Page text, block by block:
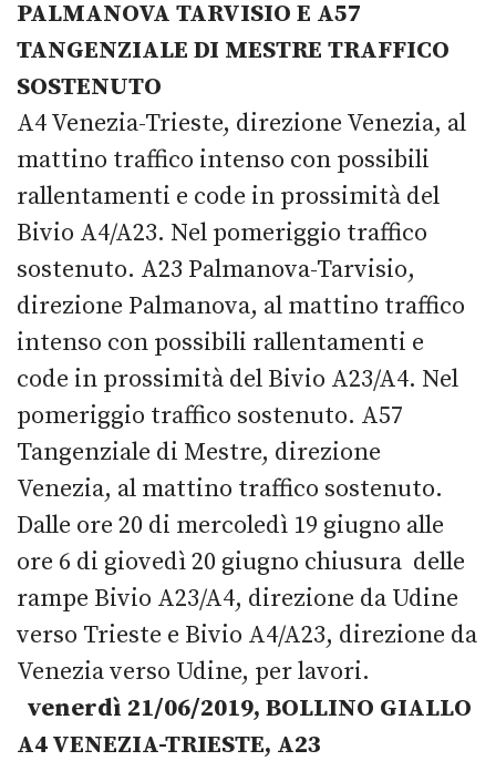
PALMANOVA TARVISIO E A57
TANGENZIALE DI MESTRE TRAFFICO
SOSTENUTO
A4 Venezia-Trieste, direzione Venezia, al
mattino traffico intenso con possibili
rallentamenti e code in prossimità del
Bivio A4/A23. Nel pomeriggio traffico
sostenuto. A23 Palmanova-Tarvisio,
direzione Palmanova, al mattino traffico
intenso con possibili rallentamenti e
code in prossimità del Bivio A23/A4. Nel
pomeriggio traffico sostenuto. A57
Tangenziale di Mestre, direzione
Venezia, al mattino traffico sostenuto.
Dalle ore 20 di mercoledì 19 giugno alle
ore 6 di giovedì 20 giugno chiusura delle
rampe Bivio A23/A4, direzione da Udine
verso Trieste e Bivio A4/A23, direzione da
Venezia verso Udine, per lavori.
venerdì 21/06/2019, BOLLINO GIALLO
A4 VENEZIA-TRIESTE, A23